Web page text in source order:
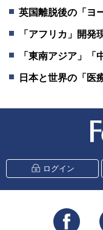
英国離脱後の「ヨ
「アフリカ」開発
「東南アジア」「
日本と世界の「医
ログイン